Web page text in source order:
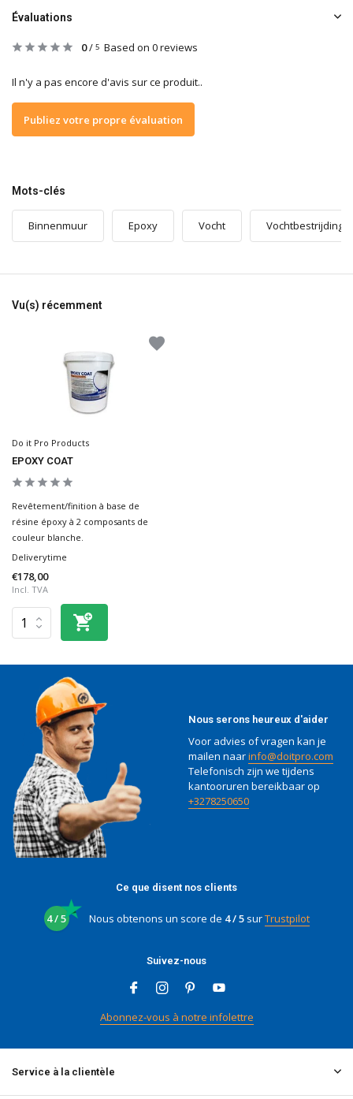
Évaluations
0/ 5 Based on 0 reviews
Il n'y a pas encore d'avis sur ce produit..
Publiez votre propre évaluation
Mots-clés
Binnenmuur Epoxy Vocht Vochtbestrijding
Vu(s) récemment
Do it Pro Products
EPOXY COAT
Revêtement/finition à base de
résine époxy à 2 composants de
couleur blanche.
Deliverytime
€178,00
Incl. TVA
Nous serons heureux d'aider
Voor advies of vragen kan je
mailen naarinfo@doitpro.com
Telefonisch zijn we tijdens
kantooruren bereikbaar op
+3278250650
Ce que disent nos clients
4 / 5 Nous obtenons un score de 4 / 5surTrustpilot
Suivez-nous
Abonnez-vous à notre infolettre
Service à la clientèle